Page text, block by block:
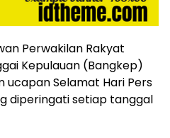
Perwakilan Rakyat
Kepulauan (Bangkep)
ucapan Selamat Hari Pers
diperingati setiap tanggal